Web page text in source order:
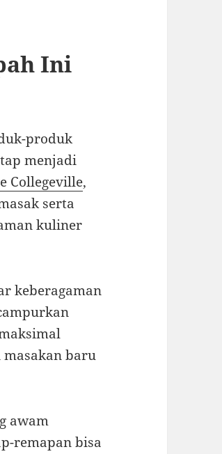
Ini
produk
menjadi
Collegeville,
serta
kuliner
keberagaman
baru
awam
remapan bisa